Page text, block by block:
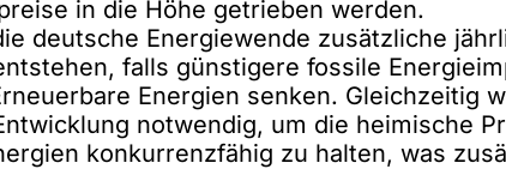
in die Höhe getrieben werden.
deutsche Energiewende zusätzliche
falls günstigere fossile
Energien senken. Gleichzeitig
notwendig, um die heimische
konkurrenzfähig zu halten, was